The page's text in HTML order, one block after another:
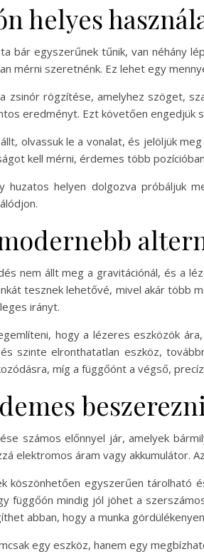
helyes
bár egyszerűnek tűnik, van néhány
mérni szeretnénk. Ez lehet egy
zsinór rögzítése, amelyhez szöget,
eredményt. Ezt követően engedjük
olvassuk le a vonalat, és jelöljük
kell mérni, érdemes több
huzatos helyen dolgozva próbáljuk
nem állt meg a gravitációnál, és a
tesznek lehetővé, mivel akár több
irányt.
hogy a lézeres eszközök
szinte elronthatatlan eszköz,
míg a függőónt a végső,
számos előnnyel jár, amelyek
elektromos áram vagy akkumulátor.
köszönhetően egyszerűen tárolható
függőón mindig jól jöhet a
abban, hogy a munka
egy eszköz, hanem egy